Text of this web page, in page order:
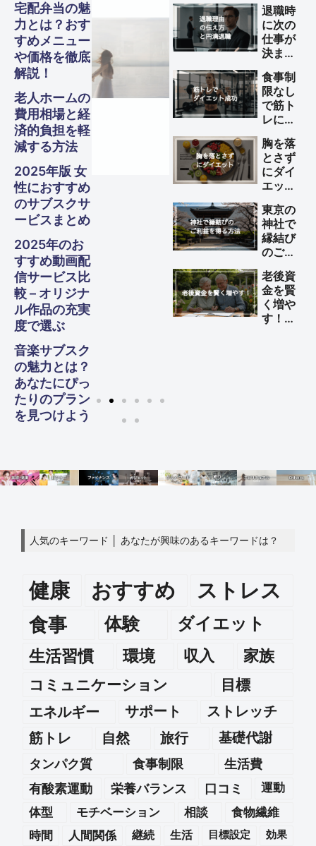
宅配弁当の魅
力とは？おす
すめメニュー
や価格を徹底
解説！
老人ホームの
費用相場と経
済的負担を軽
減する方法
2025年版 女
性におすすめ
のサブスクサ
ービスまとめ
2025年のお
すすめ動画配
信サービス比
較 – オリジナ
ル作品の充実
度で選ぶ
音楽サブスク
の魅力とは？
あなたにぴっ
たりのプラン
を見つけよう
ガジェ
ット
チュア
ル
ビジネ
ス
ファイ
ナンス
メ・フ
ード
旅行
美容・
健康
Other
ガジェ
ット
チュア
ル
ビジネ
ス
ファイ
ナンス
メ・フ
ード
旅行
美容・
健康
Other
ガジェ
ット
チュア
ル
ビジネ
ス
ファイ
ナンス
メ・フ
ード
旅行
美容・
健康
Other
退職時
に次の
仕事が
決まっ
い理由
の伝え
方と円
満退職
のため
のポイ
ント
食事制
限なし
で筋ト
レによ
エット
を成功
させる
方法
胸を落
とさず
にダイ
エット
法
東京の
神社で
縁結び
のご利
る方法
老後資
金を賢
く増や
す！
人気のキーワード │ あなたが興味のあるキーワードは？
健康 おすすめ ストレス
食事 体験
ダイエット
生活習慣
環境 収入 家族
コミュニケーション
目標
エネルギー
サポート
ストレッチ
筋トレ
自然 旅行 基礎代謝
タンパク質 食事制限
生活費
有酸素運動
栄養バランス 口コミ
運動
体型
モチベーション 相談
食物繊維
時間
人間関係 継続 生活 目標設定
効果